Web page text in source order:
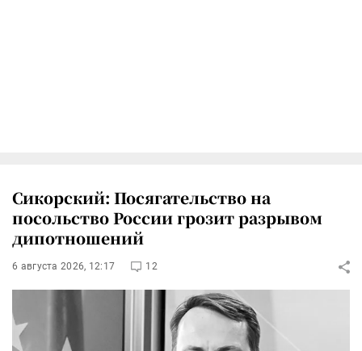
Сикорский: Посягательство на
посольство России грозит разрывом
дипотношений
6 августа 2026, 12:17 12